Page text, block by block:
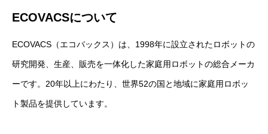
ECOVACSについて
ECOVACS（エコバックス）は、1998年に設立されたロボットの
研究開発、生産、販売を一体化した家庭用ロボットの総合メーカ
ーです。20年以上にわたり、世界52の国と地域に家庭用ロボッ
ト製品を提供しています。